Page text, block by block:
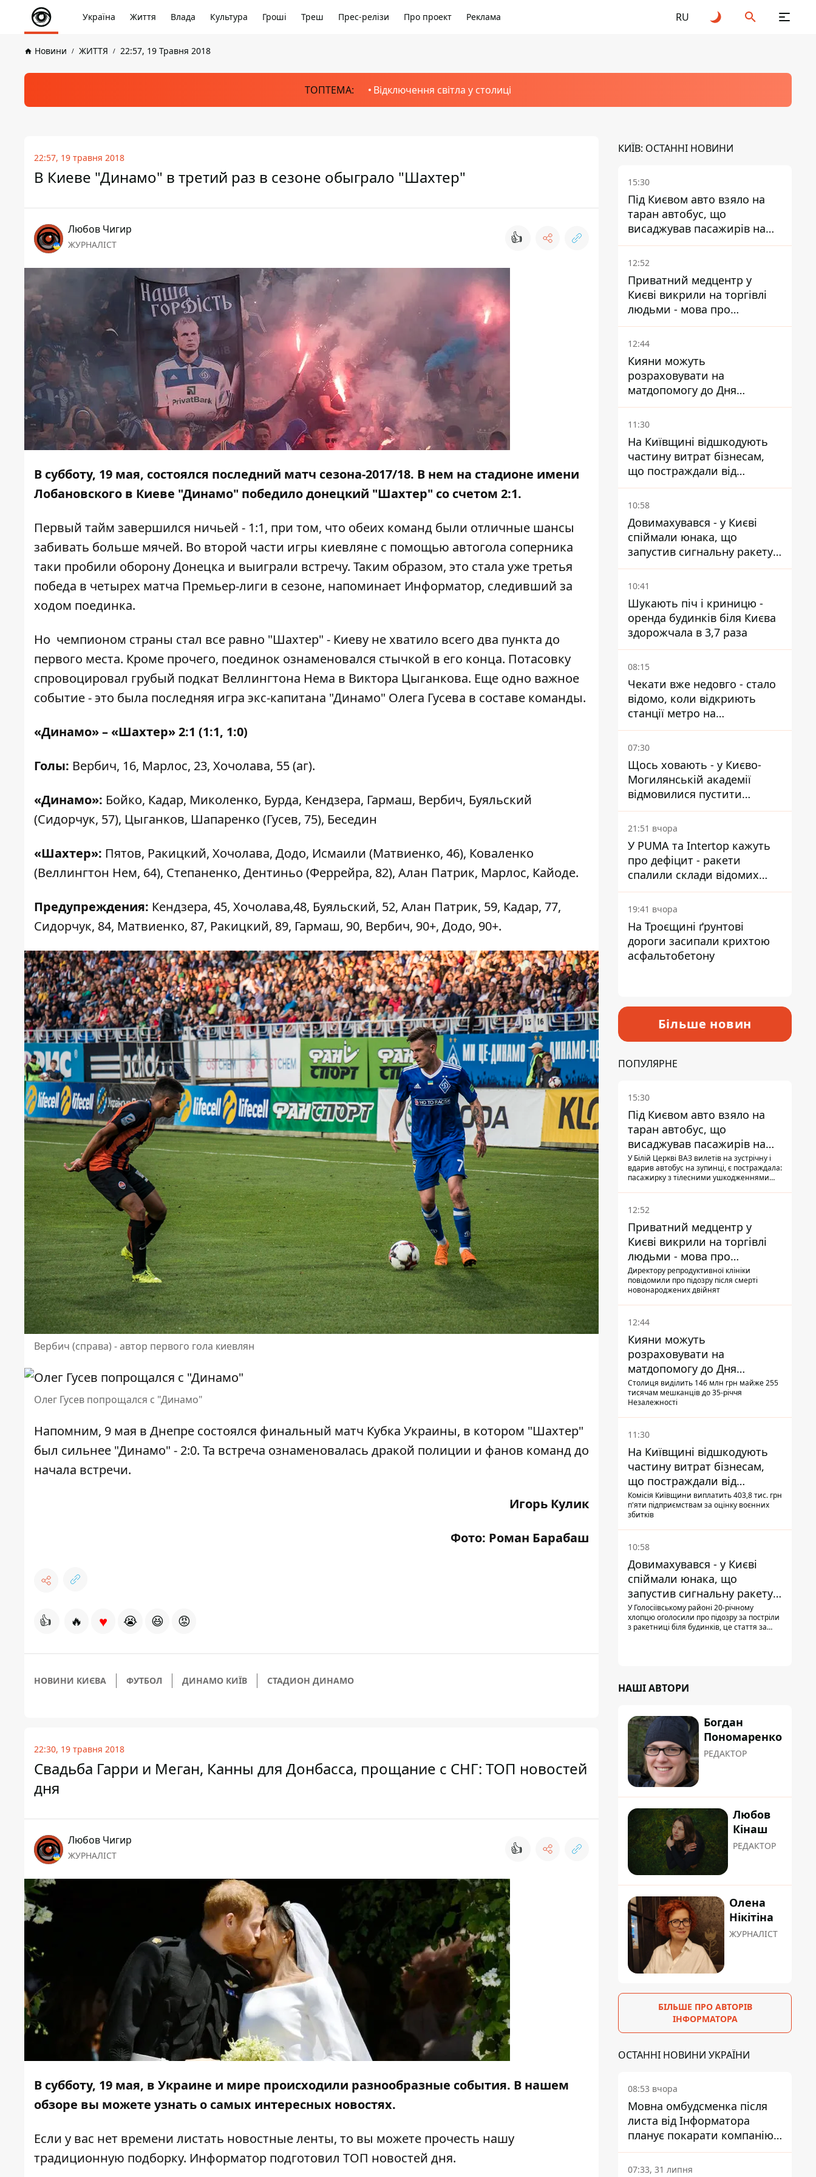
Україна Життя Влада Культура Гроші Треш Прес-релізи Про проект Реклама RU
Новини ЖИТТЯ 22:57, 19 Травня 2018
ТОПТЕМА: Відключення світла у столиці
22:57, 19 травня 2018
В Киеве "Динамо" в третий раз в сезоне обыграло "Шахтер"
Любов Чигир
ЖУРНАЛІСТ 👍
В субботу, 19 мая, состоялся последний матч сезона-2017/18. В нем на стадионе имени
Лобановского в Киеве "Динамо" победило донецкий "Шахтер" со счетом 2:1.
Первый тайм завершился ничьей - 1:1, при том, что обеих команд были отличные шансы
забивать больше мячей. Во второй части игры киевляне с помощью автогола соперника
таки пробили оборону Донецка и выиграли встречу. Таким образом, это стала уже третья
победа в четырех матча Премьер-лиги в сезоне, напоминает Информатор, следивший за
ходом поединка.
Но чемпионом страны стал все равно "Шахтер" - Киеву не хватило всего два пункта до
первого места. Кроме прочего, поединок ознаменовался стычкой в его конца. Потасовку
спровоцировал грубый подкат Веллингтона Нема в Виктора Цыганкова. Еще одно важное
событие - это была последняя игра экс-капитана "Динамо" Олега Гусева в составе команды.
«Динамо» – «Шахтер» 2:1 (1:1, 1:0)
Голы: Вербич, 16, Марлос, 23, Хочолава, 55 (аг).
«Динамо»: Бойко, Кадар, Миколенко, Бурда, Кендзера, Гармаш, Вербич, Буяльский
(Сидорчук, 57), Цыганков, Шапаренко (Гусев, 75), Беседин
«Шахтер»: Пятов, Ракицкий, Хочолава, Додо, Исмаили (Матвиенко, 46), Коваленко
(Веллингтон Нем, 64), Степаненко, Дентиньо (Феррейра, 82), Алан Патрик, Марлос, Кайоде.
Предупреждения: Кендзера, 45, Хочолава,48, Буяльский, 52, Алан Патрик, 59, Кадар, 77,
Сидорчук, 84, Матвиенко, 87, Ракицкий, 89, Гармаш, 90, Вербич, 90+, Додо, 90+.
Вербич (справа) - автор первого гола киевлян
Олег Гусев попрощался с "Динамо"
Напомним, 9 мая в Днепре состоялся финальный матч Кубка Украины, в котором "Шахтер"
был сильнее "Динамо" - 2:0. Та встреча ознаменовалась дракой полиции и фанов команд до
начала встречи.
Игорь Кулик
Фото: Роман Барабаш
👍 🔥 ♥ 😭 😆 😡
НОВИНИ КИЄВА ФУТБОЛ ДИНАМО КИЇВ СТАДИОН ДИНАМО
22:30, 19 травня 2018
Свадьба Гарри и Меган, Канны для Донбасса, прощание с СНГ: ТОП новостей
дня
Любов Чигир
ЖУРНАЛІСТ 👍
В cубботу, 19 мая, в Украине и мире происходили разнообразные события. В нашем
обзоре вы можете узнать о самых интересных новостях.
Если у вас нет времени листать новостные ленты, то вы можете прочесть нашу
традиционную подборку. Информатор подготовил ТОП новостей дня.
КИЇВ: ОСТАННІ НОВИНИ
15:30
Під Києвом авто взяло на
таран автобус, що
висаджував пасажирів на
зупинці - пасажирка в
лікарні
12:52
Приватний медцентр у
Києві викрили на торгівлі
людьми - мова про
сурогатне материнство
12:44
Кияни можуть
розраховувати на
матдопомогу до Дня
незалежності - кому її
дадуть
11:30
На Київщині відшкодують
частину витрат бізнесам,
що постраждали від
прильотів ракет
10:58
Довимахувався - у Києві
спіймали юнака, що
запустив сигнальну ракету,
аби потішити дівчат
10:41
Шукають піч і криницю -
оренда будинків біля Києва
здорожчала в 3,7 раза
08:15
Чекати вже недовго - стало
відомо, коли відкриють
станції метро на
Виноградарі
07:30
Щось ховають - у Києво-
Могилянській академії
відмовилися пустити
комісію з охорони пам'яток
на територію
21:51 вчора
У PUMA та Intertop кажуть
про дефіцит - ракети
спалили склади відомих
брендів
19:41 вчора
На Троєщині ґрунтові
дороги засипали крихтою
асфальтобетону
Більше новин
ПОПУЛЯРНЕ
15:30
Під Києвом авто взяло на
таран автобус, що
висаджував пасажирів на
зупинці - пасажирка в
лікарні
У Білій Церкві ВАЗ вилетів на зустрічну і
вдарив автобус на зупинці, є постраждала:
пасажирку з тілесними ушкодженнями
12:52
Приватний медцентр у
Києві викрили на торгівлі
людьми - мова про
сурогатне материнство
Директору репродуктивної клініки
повідомили про підозру після смерті
новонароджених двійнят
12:44
Кияни можуть
розраховувати на
матдопомогу до Дня
незалежності - кому її
дадуть
Столиця виділить 146 млн грн майже 255
тисячам мешканців до 35-річчя
Незалежності
11:30
На Київщині відшкодують
частину витрат бізнесам,
що постраждали від
прильотів ракет
Комісія Київщини виплатить 403,8 тис. грн
п'яти підприємствам за оцінку воєнних
збитків
10:58
Довимахувався - у Києві
спіймали юнака, що
запустив сигнальну ракету,
аби потішити дівчат
У Голосіївському районі 20-річному
хлопцю оголосили про підозру за постріли
з ракетниці біля будинків, це стаття за
НАШІ АВТОРИ
Богдан
Пономаренко
РЕДАКТОР
Любов
Кінаш
РЕДАКТОР
Олена
Нікітіна
ЖУРНАЛІСТ
БІЛЬШЕ ПРО АВТОРІВ
ІНФОРМАТОРА
ОСТАННІ НОВИНИ УКРАЇНИ
08:53 вчора
Мовна омбудсменка після
листа від Інформатора
планує покарати компанію-
підрядника ПриватБанку
07:33, 31 липня